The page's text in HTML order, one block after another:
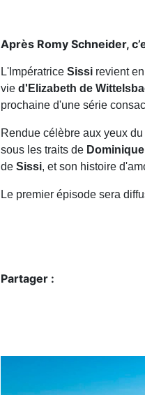
Après Romy Schneider,
L'Impératrice Sissi revient
vie d'Elizabeth de
prochaine d'une série
Rendue célèbre aux yeux
sous les traits de
de Sissi, et son histoire
Le premier épisode sera
Partager :